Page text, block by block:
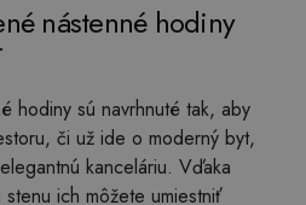
nástenné hodiny
hodiny sú navrhnuté tak, aby
či už ide o moderný byt,
kanceláriu. Vďaka
stenu ich môžete umiestniť